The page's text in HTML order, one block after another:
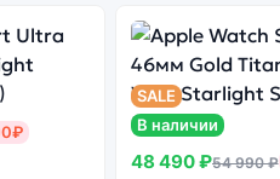
SALE
В наличии
48 490 ₽54 990 ₽